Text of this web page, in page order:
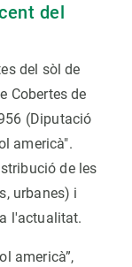
del
del sòl de
Cobertes de
(Diputació
americà".
de les
urbanes) i
l'actualitat.
americà”,